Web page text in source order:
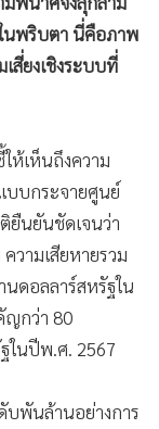
นพริบตา นี่คือภาพ
สี่ยงเชิงระบบที่
ห้เห็นถึงความ
บบกระจายศูนย์
ยืนยันชัดเจนว่า
ามเสียหายรวม
ดอลลาร์สหรัฐใน
ญกว่า 80
ในปีพ.ศ. 2567
บพันล้านอย่างการ